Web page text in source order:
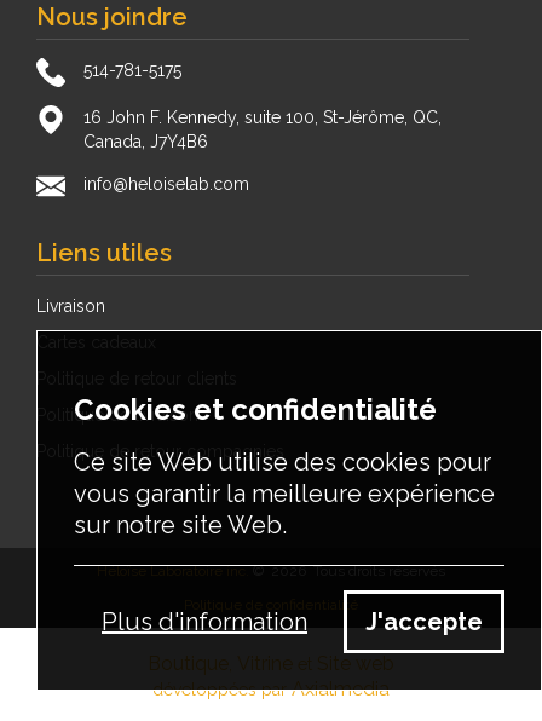
Nous joindre
514-781-5175
16 John F. Kennedy, suite 100, St-Jérôme, QC,
Canada, J7Y4B6
info@heloiselab.com
Liens utiles
Livraison
Politique de livraison
Politique de retour compagnies
Héloïse Laboratoire inc.© 2026 Tous droits réservés
développées parAxialmedia
Cookies et confidentialité
Ce site Web utilise des cookies pour
vous garantir la meilleure expérience
sur notre site Web.
Plus d'information J'accepte